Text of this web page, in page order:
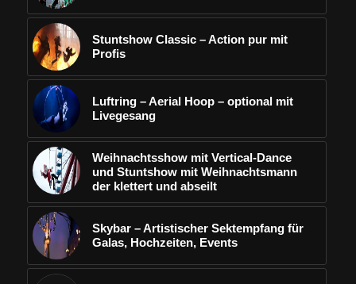
Stuntshow Classic – Action pur mit
Profis
Luftring – Aerial Hoop – optional mit
Livegesang
Weihnachtsshow mit Vertical-Dance
und Stuntshow mit Weihnachtsmann
der klettert und abseilt
Skybar – Artistischer Sektempfang für
Galas, Hochzeiten, Events